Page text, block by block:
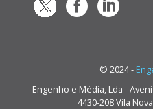
© 2024 -
Engenho e Média, Lda -
4430-208 Vila